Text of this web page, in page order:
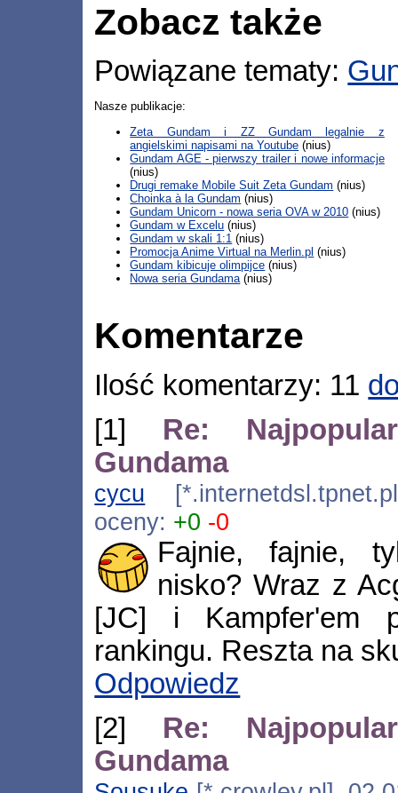
Zobacz także
Powiązane tematy:
Nasze publikacje:
Zeta Gundam i ZZ Gundam legalnie z
angielskimi napisami na Youtube (nius)
Gundam AGE - pierwszy trailer i nowe informacje
(nius)
Drugi remake Mobile Suit Zeta Gundam (nius)
Choinka à la Gundam (nius)
Gundam Unicorn - nowa seria OVA w 2010 (nius)
Gundam w Excelu (nius)
Gundam w skali 1:1 (nius)
Promocja Anime Virtual na Merlin.pl (nius)
Gundam kibicuje olimpijce (nius)
Nowa seria Gundama (nius)
Komentarze
Ilość komentarzy: 11
[1] Re:
Gundama
cycu
oceny: +0 -0
Fajnie, fajnie,
nisko? Wraz z
[JC] i Kampfer'em
rankingu. Reszta na
Odpowiedz
[2] Re:
Gundama